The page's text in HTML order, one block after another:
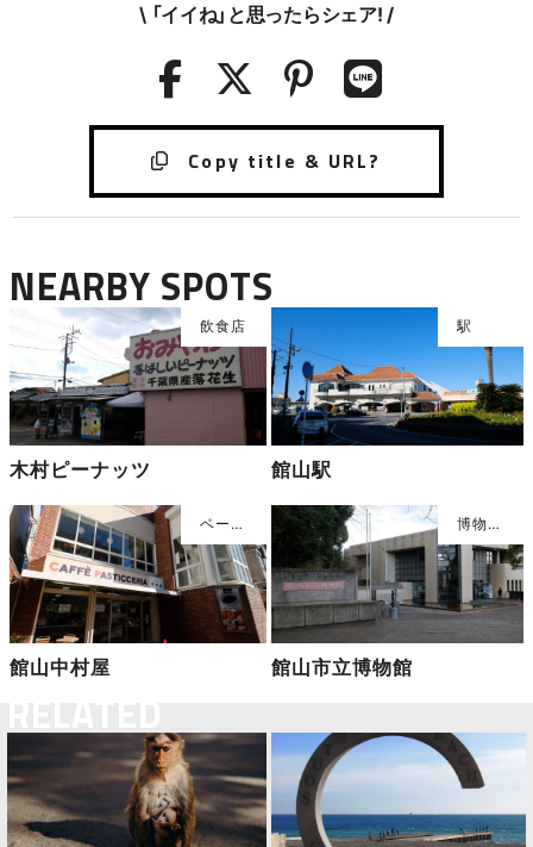
\ 「イイね」と思ったらシェア! /
NEARBY SPOTS
木村ピーナッツ 館山駅
館山中村屋 館山市立博物館